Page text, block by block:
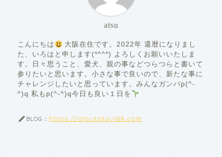
atsu
こんにちは
大阪在住です。2022年 還暦になりまし
た、いろはと申します(*^^*) よろしくお願いいたしま
す。日々思うこと、愛犬、親の事などつらつらと書いて
参りたいと思います。小さな事で良いので、新たな事に
チャレンジしたいと思っています。みんなガンバp(^-
^)q 私もp(^-^)q今日も良い１日を
BLOG： https://atsutatsu168.com